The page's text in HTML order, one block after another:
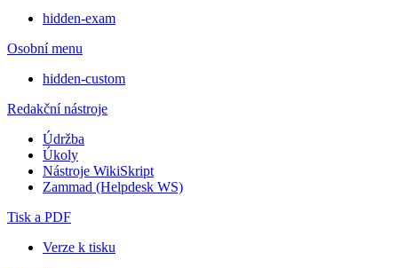
hidden-exam
Osobní menu
hidden-custom
Redakční nástroje
Údržba
Úkoly
Nástroje WikiSkript
Zammad (Helpdesk WS)
Tisk a PDF
Verze k tisku